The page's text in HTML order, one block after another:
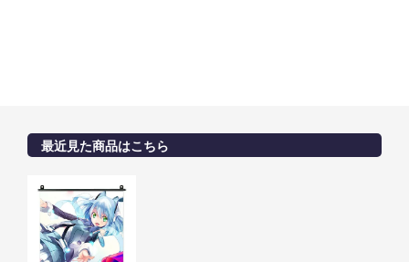
最近見た商品はこちら